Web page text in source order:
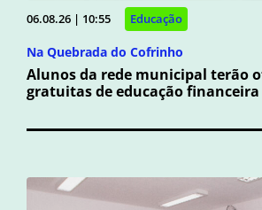
06.08.26 | 10:55 Educação
Na Quebrada do Cofrinho
Alunos da rede municipal terão
gratuitas de educação financeira